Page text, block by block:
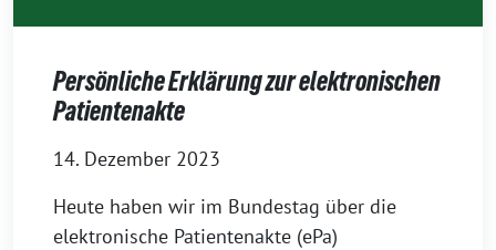
Persönliche Erklärung zur elektronischen
Patientenakte
14. Dezember 2023
Heute haben wir im Bundestag über die
elektronische Patientenakte (ePa)